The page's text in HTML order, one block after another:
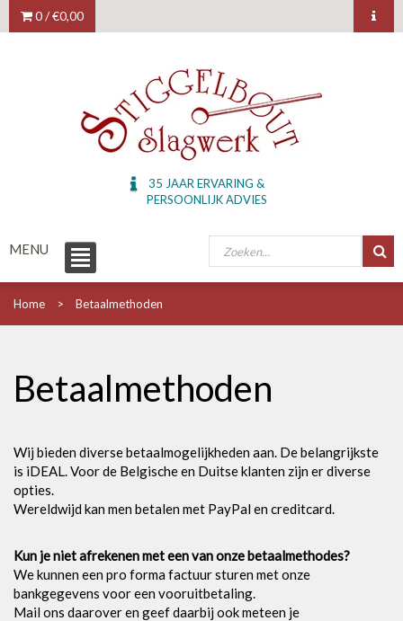
0 /€0,00
35 JAAR ERVARING &
PERSOONLIJK ADVIES
MENU
Home Betaalmethoden
Betaalmethoden
Wij bieden diverse betaalmogelijkheden aan. De belangrijkste
is iDEAL. Voor de Belgische en Duitse klanten zijn er diverse
opties.
Wereldwijd kan men betalen met PayPal en creditcard.
Kun je niet afrekenen met een van onze betaalmethodes?
We kunnen een pro forma factuur sturen met onze
bankgegevens voor een vooruitbetaling.
Mail ons daarover en geef daarbij ook meteen je